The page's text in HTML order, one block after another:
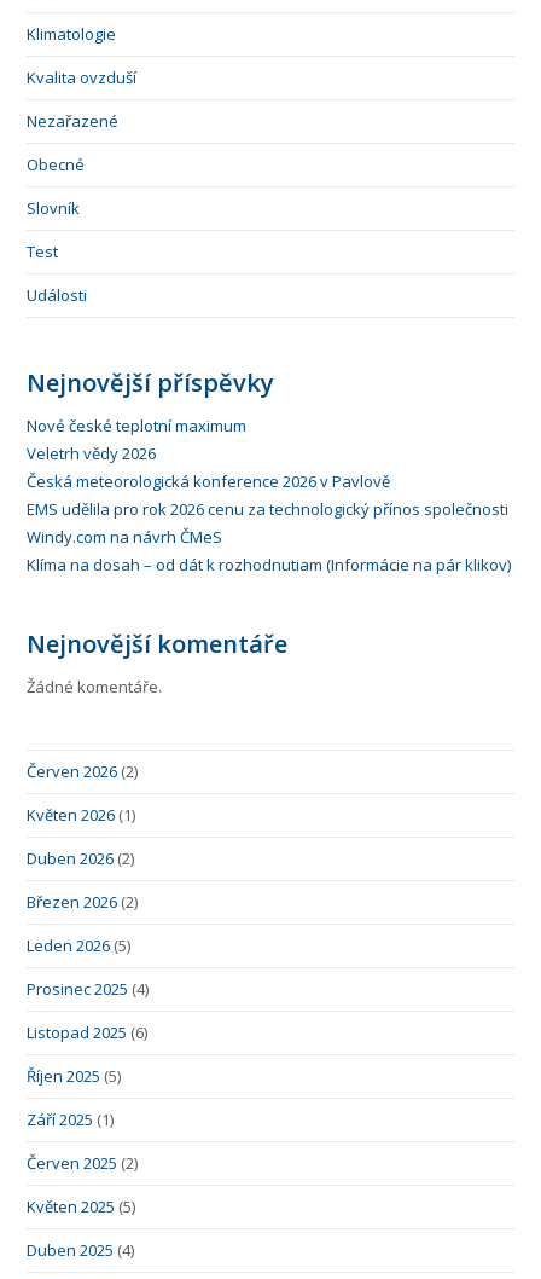
Klimatologie
Kvalita ovzduší
Nezařazené
Obecné
Slovník
Test
Události
Nejnovější příspěvky
Nové české teplotní maximum
Veletrh vědy 2026
Česká meteorologická konference 2026 v Pavlově
EMS udělila pro rok 2026 cenu za technologický přínos společnosti
Windy.com na návrh ČMeS
Klíma na dosah – od dát k rozhodnutiam (Informácie na pár klikov)
Nejnovější komentáře
Žádné komentáře.
Červen 2026 (2)
Květen 2026 (1)
Duben 2026 (2)
Březen 2026 (2)
Leden 2026 (5)
Prosinec 2025 (4)
Listopad 2025 (6)
Říjen 2025 (5)
Září 2025 (1)
Červen 2025 (2)
Květen 2025 (5)
Duben 2025 (4)